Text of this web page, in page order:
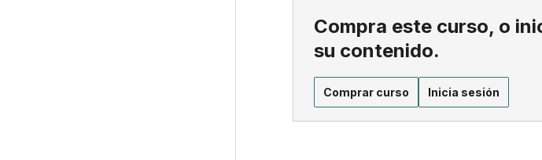
Compra este curso, o
su contenido.
Comprar curso Inicia sesión